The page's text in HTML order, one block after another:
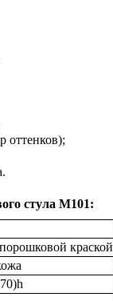
оттенков);
стула М101:
краской